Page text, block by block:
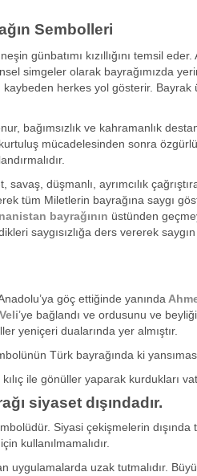
Sembolleri
günbatımı kızıllığını temsil
simgeler olarak bayrağımızda
kaybeden herkes yol gösterir.
bağımsızlık ve kahramanlık
mücadelesinden sonra
eşitlik ile
düşmanlı, ayrımcılık
tüm Miletlerin bayrağına saygı
bayrağının üstünden
saygısızlığa ders vererek
göç ettiğinde yanında
’ye bağlandı ve ordusunu ve
yeniçeri dualarında yer almıştır.
Türk bayrağında ki
ile gönüller yaparak kurdukları
siyaset dışındadır.
Siyasi çekişmelerin dışında
kullanılmamalıdır.
uygulamalarda uzak tutmalıdır.